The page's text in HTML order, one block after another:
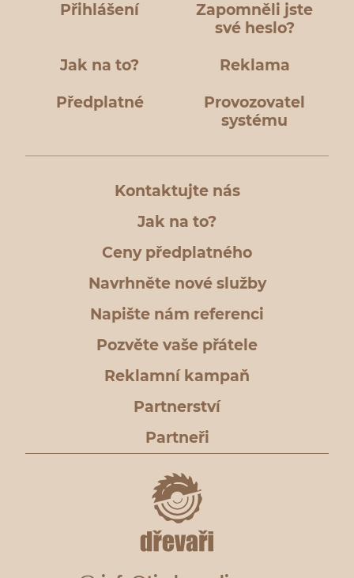
Přihlášení
Zapomněli jste
své heslo?
Jak na to? Reklama
Předplatné
Provozovatel
systému
Kontaktujte nás
Jak na to?
Ceny předplatného
Navrhněte nové služby
Napište nám referenci
Pozvěte vaše přátele
Reklamní kampaň
Partnerství
Partneři